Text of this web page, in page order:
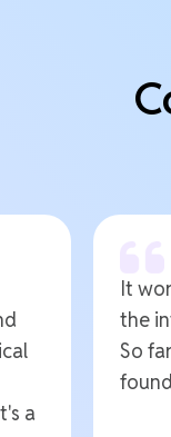
a
It
the
So